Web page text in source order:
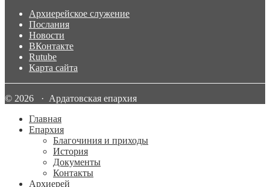
Архиерейское служение
Послания
Новости
ВКонтакте
Rutube
Карта сайта
© 2026 · Ардатовская епархия
Главная
Епархия
Благочиния и приходы
История
Документы
Контакты
Архиерей